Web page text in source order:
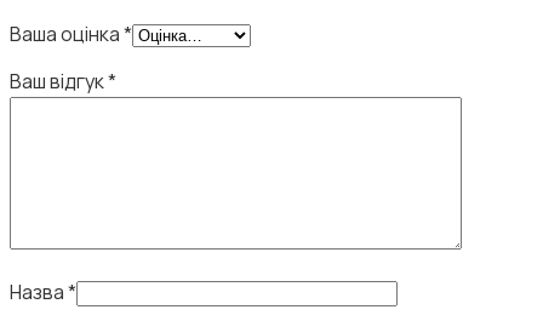
Ваша оцінка*
Ваш відгук*
Назва*